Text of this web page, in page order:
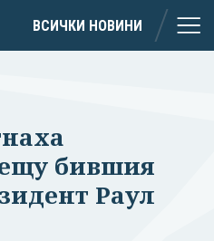
ВСИЧКИ НОВИНИ
бившия
Раул